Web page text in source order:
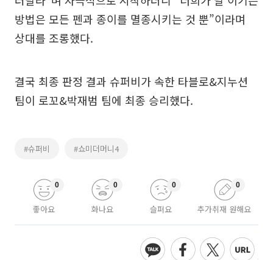
방법은 모든 펜과 종이를 멸종시키는 것 뿐”이라며
상대를 조롱했다.
결국 최종 판정 결과 슈퍼비가 속한 타블로&지누션
팀이 로꼬&박재범 팀에 최종 승리했다.
#슈퍼비 #쇼미더머니4
좋아요
0
화나요
0
슬퍼요
0
추가취재 원해요
0